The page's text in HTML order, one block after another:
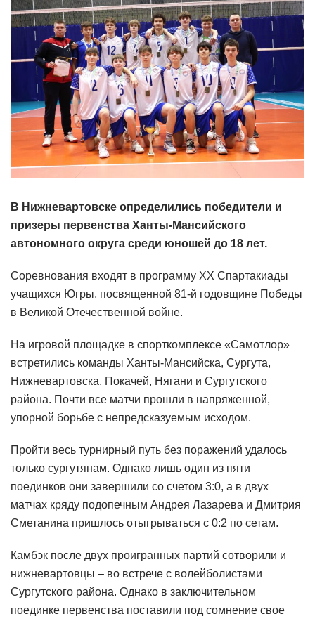
В Нижневартовске определились победители и
призеры первенства Ханты-Мансийского
автономного округа среди юношей до 18 лет.
Соревнования входят в программу ХХ Спартакиады
учащихся Югры, посвященной 81-й годовщине Победы
в Великой Отечественной войне.
На игровой площадке в спорткомплексе «Самотлор»
встретились команды Ханты-Мансийска, Сургута,
Нижневартовска, Покачей, Нягани и Сургутского
района. Почти все матчи прошли в напряженной,
упорной борьбе с непредсказуемым исходом.
Пройти весь турнирный путь без поражений удалось
только сургутянам. Однако лишь один из пяти
поединков они завершили со счетом 3:0, а в двух
матчах кряду подопечным Андрея Лазарева и Дмитрия
Сметанина пришлось отыгрываться с 0:2 по сетам.
Камбэк после двух проигранных партий сотворили и
нижневартовцы – во встрече с волейболистами
Сургутского района. Однако в заключительном
поединке первенства поставили под сомнение свое